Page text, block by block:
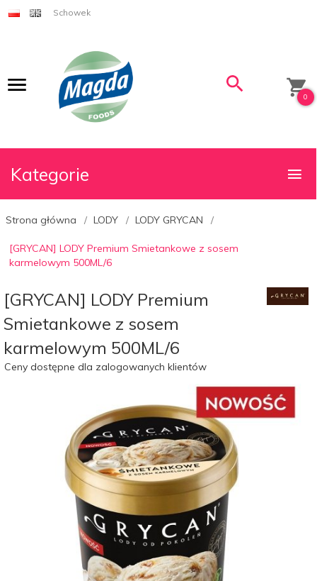
Schowek
0
Kategorie
Strona główna LODY LODY GRYCAN
[GRYCAN] LODY Premium Smietankowe z sosem
karmelowym 500ML/6
[GRYCAN] LODY Premium
Smietankowe z sosem
karmelowym 500ML/6
Ceny dostępne dla zalogowanych klientów